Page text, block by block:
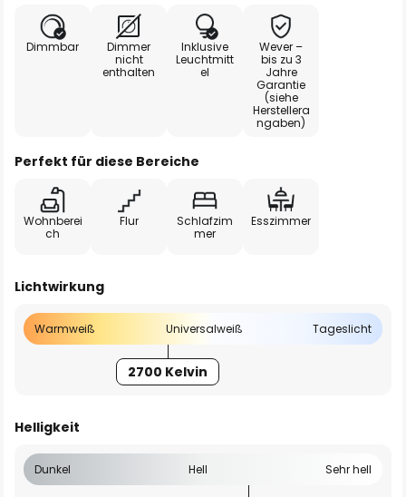
Dimmbar
Dimmer
nicht
enthalten
Inklusive
Leuchtmitt
el
Wever –
bis zu 3
Jahre
Garantie
(siehe
Herstellera
ngaben)
Perfekt für diese Bereiche
Wohnberei
ch
Flur
Schlafzim
mer
Esszimmer
Lichtwirkung
Warmweiß Universalweiß Tageslicht
2700 Kelvin
Helligkeit
Dunkel Hell Sehr hell